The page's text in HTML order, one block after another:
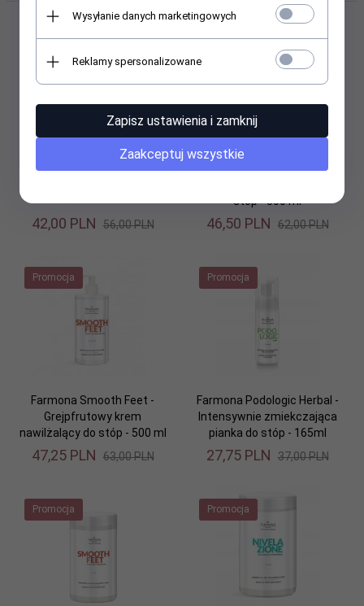
Farmona Nivelazione -
42,00 PLN 56,00 PLN
Farmona Nivelazione
stóp - 500 ml
46,50 PLN 62,00 PLN
Promocja
Farmona Smooth Feet -
Grejpfrutowy krem
nawilżalący do stóp - 500 ml
47,25 PLN 63,00 PLN
Promocja
Farmona Podologic Herbal -
Intensywnie zmiekczająca
pianka do stóp - 165ml
27,75 PLN 37,00 PLN
Promocja Promocja
Wysyłanie danych marketingowych
Reklamy spersonalizowane
Zapisz ustawienia i zamknij
Zaakceptuj wszystkie